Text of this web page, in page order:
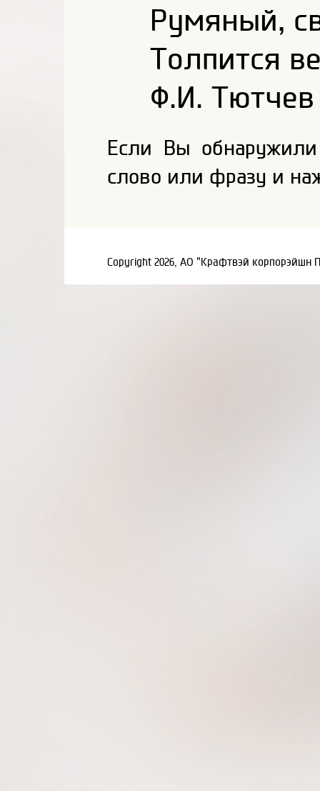
Румяный,
Толпится
Ф.И. Тютчев
Если Вы
слово или фразу и
Copyright 2026, АО "Крафтвэй корпорэйшн